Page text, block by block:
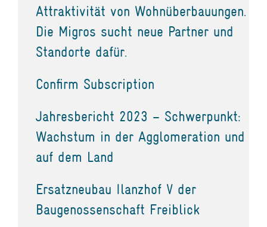
Attraktivität von Wohnüberbauungen.
Die Migros sucht neue Partner und
Standorte dafür.
Confirm Subscription
Jahresbericht 2023 – Schwerpunkt:
Wachstum in der Agglomeration und
auf dem Land
Ersatzneubau Ilanzhof V der
Baugenossenschaft Freiblick